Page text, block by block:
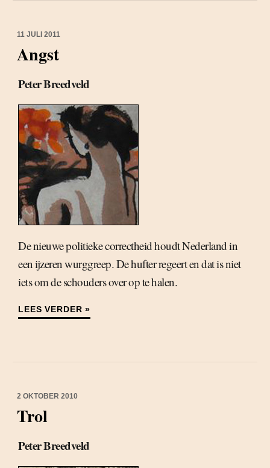
11 JULI 2011
Angst
Peter Breedveld
De nieuwe politieke correctheid houdt Nederland in
een ijzeren wurggreep. De hufter regeert en dat is niet
iets om de schouders over op te halen.
LEES VERDER »
2 OKTOBER 2010
Trol
Peter Breedveld